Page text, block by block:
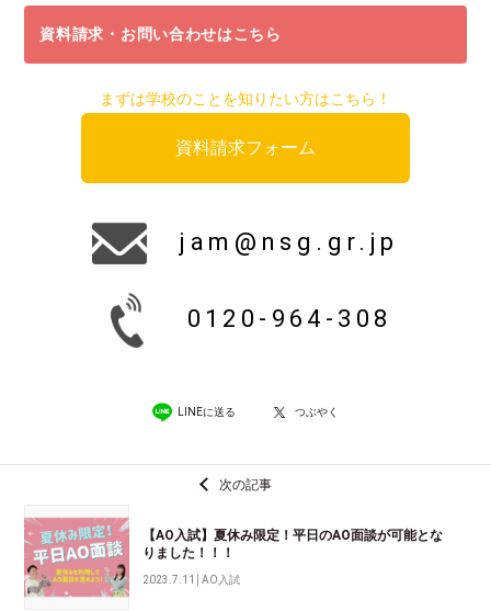
資料請求・お問い合わせはこちら
まずは学校のことを知りたい方はこちら！
資料請求フォーム
jam@nsg.gr.jp
0120-964-308
LINEに送る つぶやく
次の記事
【AO入試】夏休み限定！平日のAO面談が可能とな
りました！！！
2023.7.11 │AO入試